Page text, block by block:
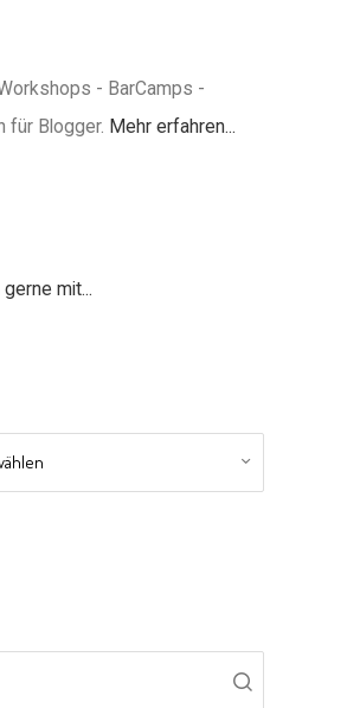
- BarCamps -
für Blogger. Mehr erfahren...
mit...